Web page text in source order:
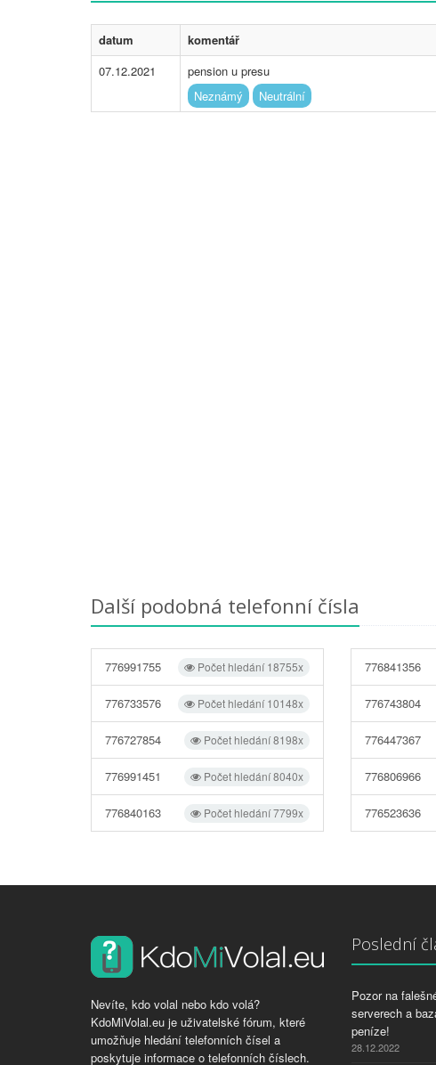
datum
komentář
07.12.2021
pension u presu
Neznámý
Neutrální
Další podobná telefonní čísla
Počet hledání 18755x
776991755
Počet hledání 10148x
776733576
Počet hledání 8198x
776727854
Počet hledání 8040x
776991451
Počet hledání 7799x
776840163
776841356
776743804
776447367
776806966
776523636
Nevíte, kdo volal nebo kdo volá?
KdoMiVolal.eu je uživatelské fórum, které
umožňuje hledání telefonních čísel a
poskytuje informace o telefonních číslech.
Poslední
Pozor na
serverech a
peníze!
28.12.2022